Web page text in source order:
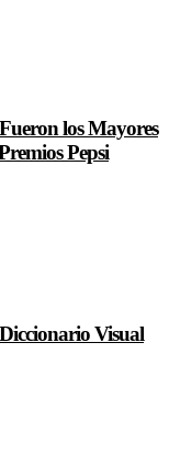
los Mayores
Pepsi
Visual